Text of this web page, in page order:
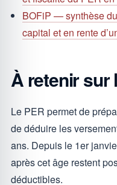
BOFiP — synthèse
capital et en rente
À retenir sur
Le PER permet de
de déduire les
ans. Depuis le 1er
après cet âge restent
déductibles.